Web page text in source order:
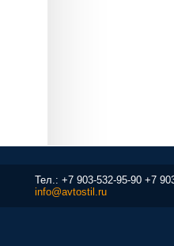
Тел.: +7 903-532-95-90 +7
info@avtostil.ru